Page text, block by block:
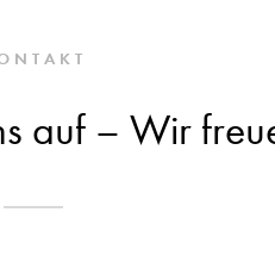
auf – Wir